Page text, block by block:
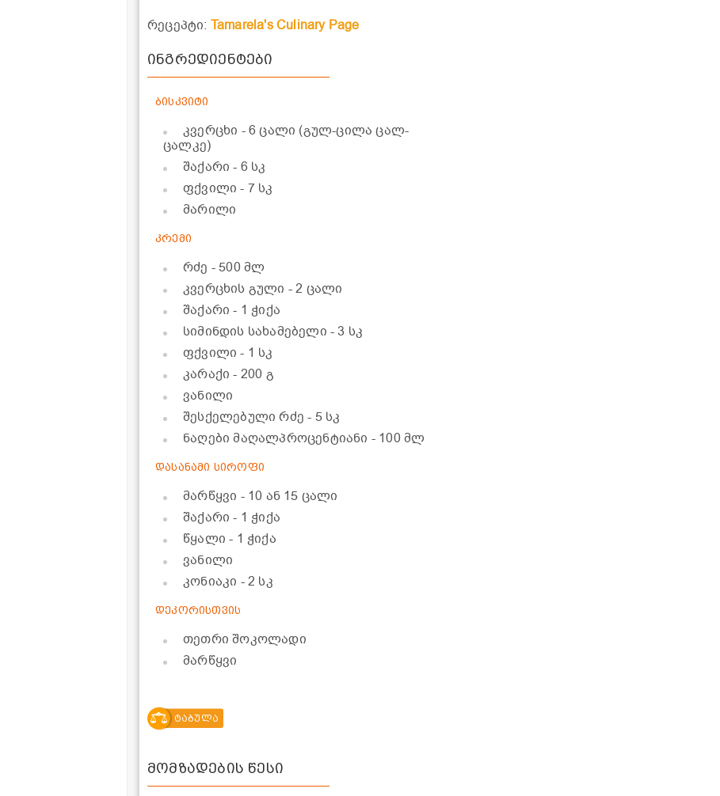
რეცეპტი: Tamarela's Culinary Page
ინგრედიენტები
ბისკვიტი
კვერცხი - 6 ცალი (გულ-ცილა ცალ-
ცალკე)
შაქარი- 6 სკ
ფქვილი- 7 სკ
მარილი
კრემი
რძე - 500 მლ
კვერცხის გული - 2 ცალი
შაქარი- 1 ჭიქა
სიმინდის სახამებელი - 3 სკ
ფქვილი- 1 სკ
კარაქი- 200 გ
ვანილი
შესქელებული რძე- 5 სკ
ნაღები მაღალპროცენტიანი - 100 მლ
დასანამი სიროფი
მარწყვი - 10 ან 15 ცალი
შაქარი- 1 ჭიქა
წყალი- 1 ჭიქა
ვანილი
კონიაკი - 2 სკ
დეკორისთვის
თეთრი შოკოლადი
მარწყვი
ტაბულა
მომზადების წესი